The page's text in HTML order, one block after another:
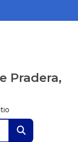
Pradera,